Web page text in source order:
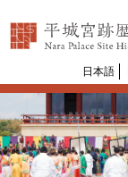
日本語